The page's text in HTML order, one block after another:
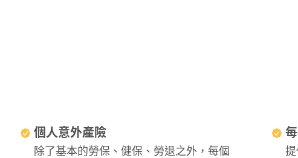
個人意外產險
除了基本的勞保、健保、勞退之外，每個